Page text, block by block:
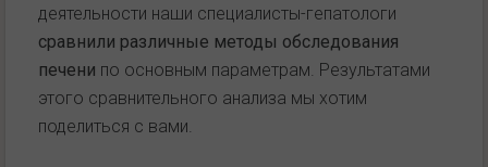
деятельности наши специалисты-гепатологи
сравнили различные методы обследования
печени по основным параметрам. Результатами
этого сравнительного анализа мы хотим
поделиться с вами.